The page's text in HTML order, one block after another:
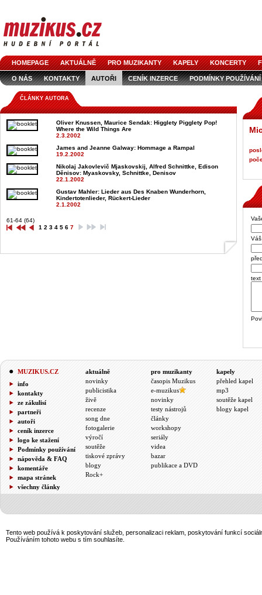
HOMEPAGE AKTUÁLNĚ PRO MUZIKANTY KAPELY KONCERTY
O NÁS KONTAKTY AUTOŘI CENÍK INZERCE PODMÍNKY POUŽÍVÁNÍ
LOGO KE STAŽENÍ
ČLÁNKY AUTORA
Oliver Knussen, Maurice Sendak: Higglety Pigglety Pop!
Where the Wild Things Are
2.3.2002
James and Jeanne Galway: Hommage a Rampal
19.2.2002
Nikolaj Jakovlevič Mjaskovskij, Alfred Schnittke, Edison
Děnisov: Myaskovsky, Schnittke, Denisov
22.1.2002
Gustav Mahler: Lieder aus Des Knaben Wunderhorn,
Kindertotenlieder, Rückert-Lieder
2.1.2002
61-64 (64)
1 2 3 4 5 6 7
text
MUZIKUS.CZ
info
kontakty
ze zákulisí
partneři
autoři
ceník inzerce
logo ke stažení
Podmínky používání
nápověda & FAQ
komentáře
mapa stránek
všechny články
aktuálně
novinky
publicistika
živě
recenze
song dne
fotogalerie
výročí
soutěže
tiskové zprávy
blogy
Rock+
pro muzikanty
časopis Muzikus
e-muzikus
novinky
testy nástrojů
články
workshopy
seriály
videa
bazar
publikace a DVD
kapely
přehled kapel
mp3
soutěže kapel
blogy kapel
Tento web používá k poskytování služeb, personalizaci reklam, poskytování funkcí
Používáním tohoto webu s tím souhlasíte.